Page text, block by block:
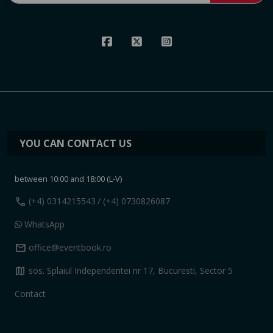
YOU CAN CONTACT US
between 10:00 and 18:00 (L-V)
call (+4) 0314215543 / (+4) 0730826087
WhatsApp
mail office@eventbook.ro
map sos. Splaiul Independentei nr 17, Bucuresti, Sector 5
Contact